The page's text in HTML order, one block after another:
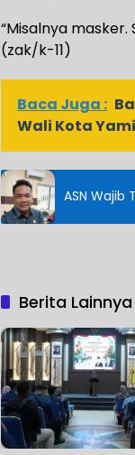
“Misalnya
(zak/k-11)
Baca Juga :
Wali Kota
Berita Lainnya